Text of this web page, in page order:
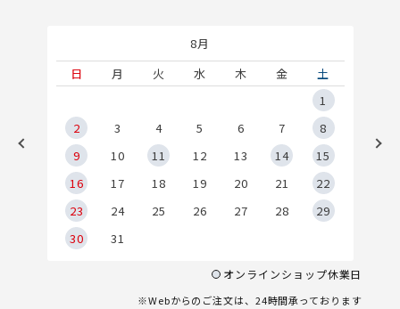
8月
日
月 火 水 木 金
土
1
2
3 4 5 6 7
8
9
10 11 12 13 14
15
16
17 18 19 20 21
22
23
24 25 26 27 28
29
30
31
オンラインショップ休業日
※Webからのご注文は、24時間承っております